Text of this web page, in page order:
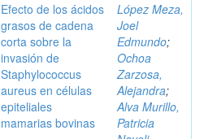
Efecto de los ácidos
grasos de cadena
corta sobre la
invasión de
Staphylococcus
aureus en células
epiteliales
mamarias bovinas
López Meza,
Joel
Edmundo;
Ochoa
Zarzosa,
Alejandra;
Alva Murillo,
Patricia